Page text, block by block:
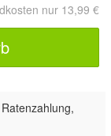
nur 13,99 €